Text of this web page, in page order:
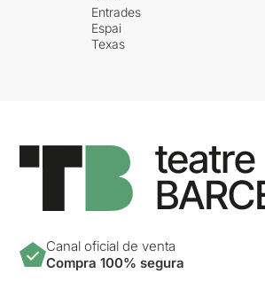
Entrades
Espai
Texas
Canal oficial de venta
Compra 100% segura